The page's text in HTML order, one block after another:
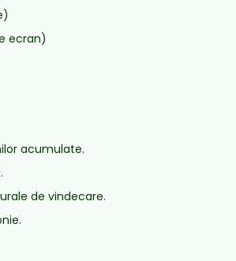
ecran)
acumulate.
de vindecare.